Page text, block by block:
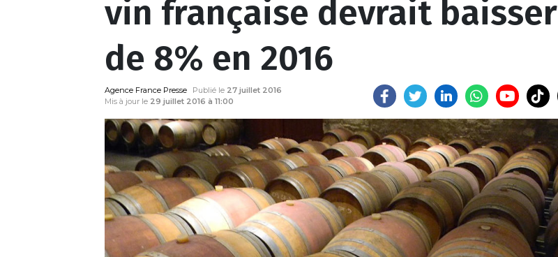
vin française devrait baisser
de 8% en 2016
Agence France Presse Publié le 27 juillet 2016
Mis à jour le 29 juillet 2016 à 11:00